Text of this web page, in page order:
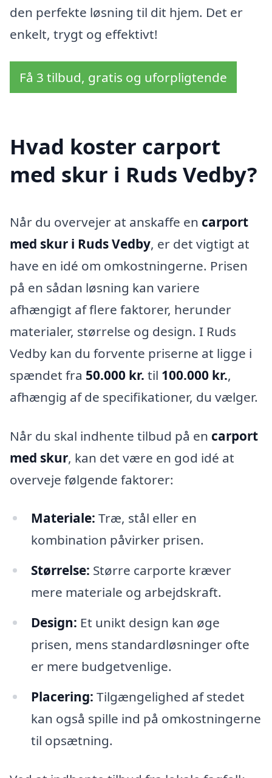
den perfekte løsning til dit hjem. Det er
enkelt, trygt og effektivt!
Få 3 tilbud, gratis og uforpligtende
Hvad koster carport
med skur i Ruds Vedby?
Når du overvejer at anskaffe en carport
med skur i Ruds Vedby, er det vigtigt at
have en idé om omkostningerne. Prisen
på en sådan løsning kan variere
afhængigt af flere faktorer, herunder
materialer, størrelse og design. I Ruds
Vedby kan du forvente priserne at ligge i
spændet fra 50.000 kr. til 100.000 kr.,
afhængig af de specifikationer, du vælger.
Når du skal indhente tilbud på en carport
med skur, kan det være en god idé at
overveje følgende faktorer:
Materiale: Træ, stål eller en
kombination påvirker prisen.
Størrelse: Større carporte kræver
mere materiale og arbejdskraft.
Design: Et unikt design kan øge
prisen, mens standardløsninger ofte
er mere budgetvenlige.
Placering: Tilgængelighed af stedet
kan også spille ind på omkostningerne
til opsætning.